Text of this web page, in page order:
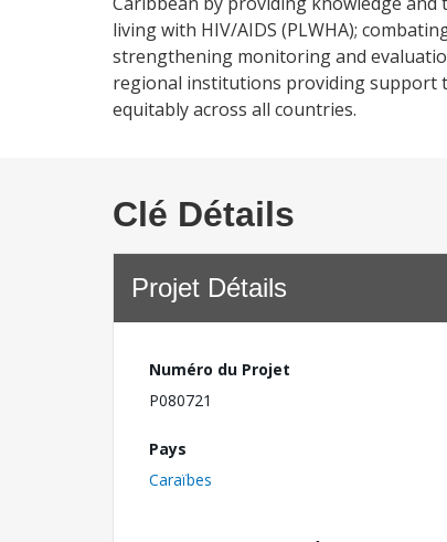
living with HIV/AIDS (PLWHA);
strengthening monitoring and
regional institutions providing support
equitably across all countries.
Clé Détails
Projet Détails
Numéro du Projet
P080721
Pays
Caraïbes